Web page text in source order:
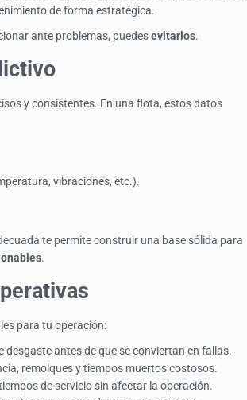
de forma estratégica.
ante problemas, puedesevitarlos.
y consistentes. En una flota, estos datos
vibraciones, etc.).
te permite construir una base sólida para
.
para tu operación:
antes de que se conviertan en fallas.
remolques y tiempos muertos costosos.
de servicio sin afectar la operación.